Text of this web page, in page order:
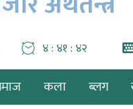
४ : ४१ : ४४
कला ब्लग